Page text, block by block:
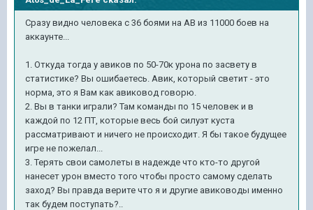
Сразу видно человека с 36 боями на АВ из 11000 боев на
аккаунте...
1. Откуда тогда у авиков по 50-70к урона по засвету в
статистике? Вы ошибаетесь. Авик, который светит - это
норма, это я Вам как авиковод говорю.
2. Вы в танки играли? Там команды по 15 человек и в
каждой по 12 ПТ, которые весь бой силуэт куста
рассматривают и ничего не происходит. Я бы такое будущее
игре не пожелал...
3. Терять свои самолеты в надежде что кто-то другой
нанесет урон вместо того чтобы просто самому сделать
заход? Вы правда верите что я и другие авиководы именно
так будем поступать?..